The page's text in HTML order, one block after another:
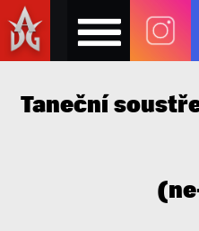
Taneční